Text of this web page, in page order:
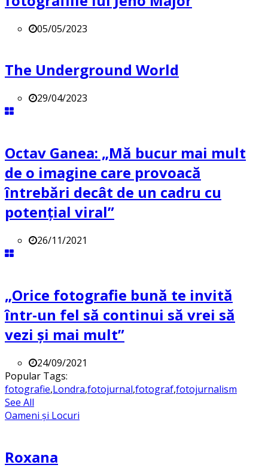
05/05/2023
The Underground World
29/04/2023
Octav Ganea: „Mă bucur mai mult
de o imagine care provoacă
întrebări decât de un cadru cu
potenţial viral”
26/11/2021
„Orice fotografie bună te invită
într-un fel să continui să vrei să
vezi și mai mult”
24/09/2021
Popular Tags:
fotografie,Londra,fotojurnal,fotograf,fotojurnalism
See All
Oameni și Locuri
Roxana